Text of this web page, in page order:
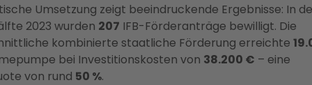
Umsetzung zeigt beeindruckende Ergebnisse: In
2023 wurden 207 IFB-Förderanträge bewilligt. Die
kombinierte staatliche Förderung erreichte
bei Investitionskosten von 38.200 € – eine
von rund 50 %.